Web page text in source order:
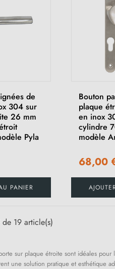
de
304 sur
26 mm
Pyla
PANIER
Bouton
plaque
en inox
cylindre
modèle
68,00
19 article(s)
sur plaque étroite sont idéales
une solution pratique et esthétique